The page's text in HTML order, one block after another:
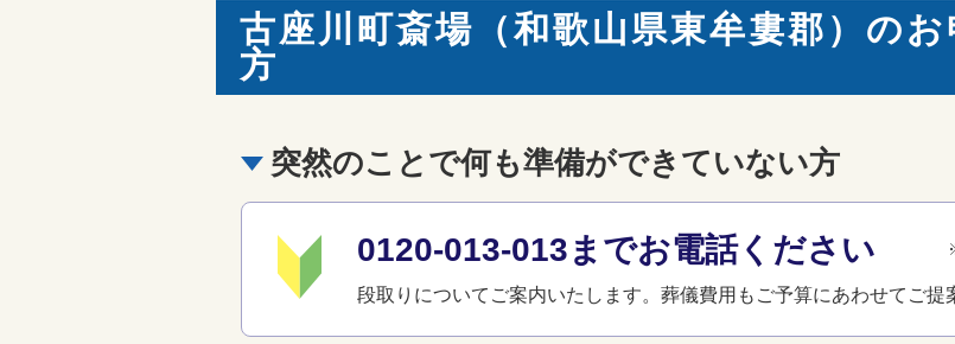
古座川町斎場（和歌山県東牟婁郡）の
方
突然のことで何も準備ができていない方
0120-013-013までお電話ください
段取りについてご案内いたします。葬儀費用もご予算にあわせてご提